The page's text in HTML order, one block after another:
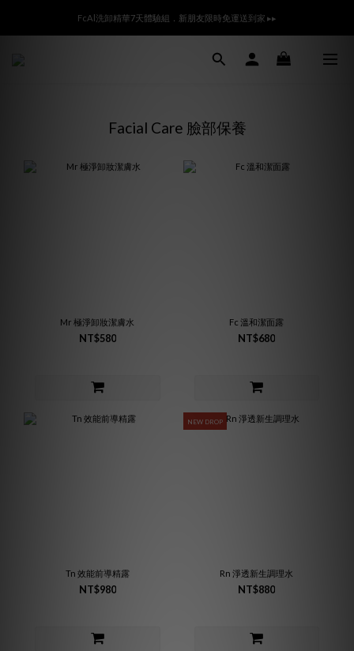
Ready All the Time👜滿額贈m̄ 沒腦視力檢查袋🎁登入會員領800折價卷
FcAl洗卸精華7天體驗組．新朋友限時免運送到家 ▸▸
✨ 註冊享$100購物金 (期限30天)｜點擊加Line享專屬折扣碼 ▸
Facial Care 臉部保養
Mr 極淨卸妝潔膚水
NT$580
Fc 溫和潔面露
NT$680
Tn 效能前導精露
NT$980
NEW DROP
Rn 淨透新生調理水
NT$880